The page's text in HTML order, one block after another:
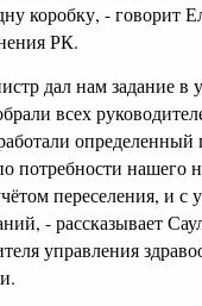
коробку, - говорит
РК.
дал нам задание в
всех
потребности нашего
переселения, и с
- рассказывает
управления